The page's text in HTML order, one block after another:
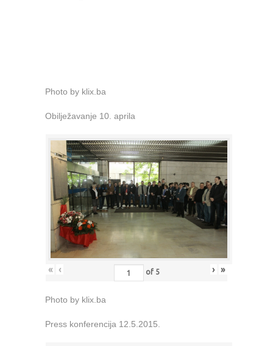
Photo by klix.ba
Obilježavanje 10. aprila
« ‹ of 5 › »
Photo by klix.ba
Press konferencija 12.5.2015.